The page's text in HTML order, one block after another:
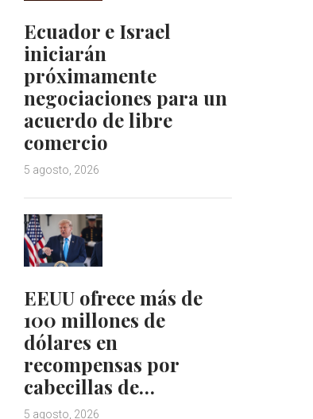
Ecuador e Israel
iniciarán
próximamente
negociaciones para un
acuerdo de libre
comercio
5 agosto, 2026
EEUU ofrece más de
100 millones de
dólares en
recompensas por
cabecillas de…
5 agosto, 2026